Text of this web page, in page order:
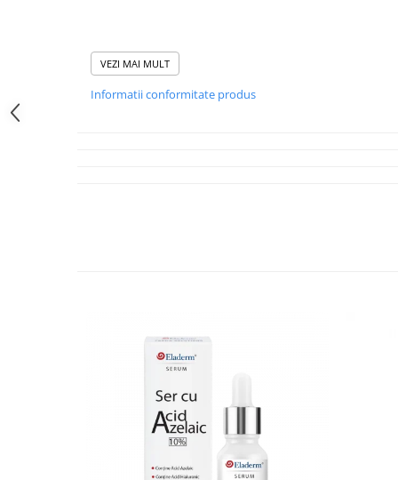
Acest pachet a fost conceput pentru a actiona asupra
aceasta afectiune, sa acorde o ingrijire deosebita
printr-un consult dermatologic;
tenul uscat pare sa fie predispus in a dezvolta cuperoza;
tenul seboreic poate sa fie predispus la aceasta
afectiunile interioare pot fi si ele o cauza a aparitiei
normala a vaselor de sange, tulburarile endocrine,
infectii, tulburarile de tranzit etc.;
alimentatia gresita (produsele picante sau foarte
fierbinti, tutunul, consumul anumitor medicamente;
VEZI MAI MULT
Informatii conformitate produs